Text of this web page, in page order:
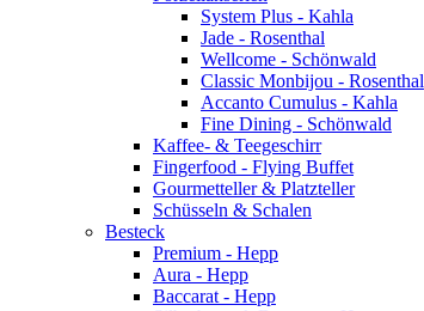
System Plus - Kahla
Jade - Rosenthal
Wellcome - Schönwald
Classic Monbijou - Rosenthal
Accanto Cumulus - Kahla
Fine Dining - Schönwald
Kaffee- & Teegeschirr
Fingerfood - Flying Buffet
Gourmetteller & Platzteller
Schüsseln & Schalen
Besteck
Premium - Hepp
Aura - Hepp
Baccarat - Hepp